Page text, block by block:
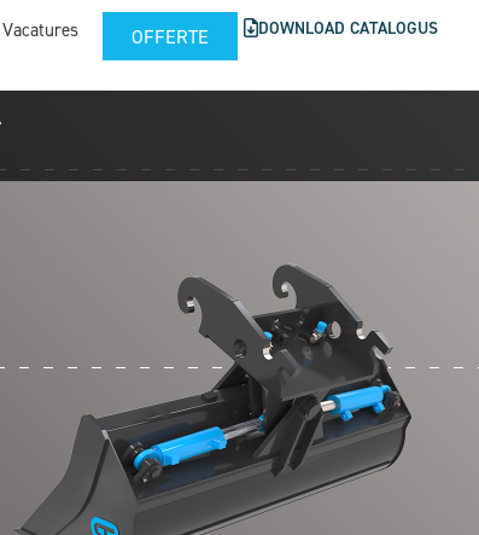
Vacatures OFFERTE DOWNLOAD CATALOGUS